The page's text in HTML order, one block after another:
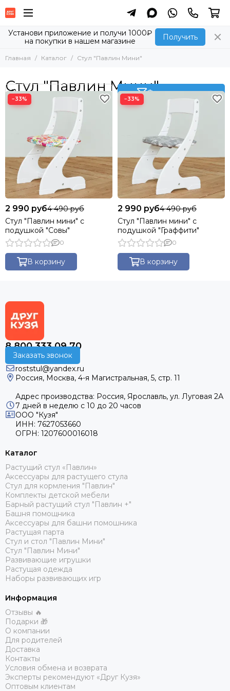
Установи приложение и получи 1000₽
на покупки в нашем магазине
Получить
Главная Каталог Стул "Павлин Мини"
Стул "Павлин Мини"Фильтр товаров
−33%
2 990 руб4 490 руб
Стул "Павлин мини" с
подушкой "Совы"
0
В корзину
−33%
2 990 руб4 490 руб
Стул "Павлин мини" с
подушкой "Граффити"
0
В корзину
8 800 333 09 70
Заказать звонок
roststul@yandex.ru
Россия, Москва, 4-я Магистральная, 5, стр. 11
Адрес производства: Россия, Ярославль, ул. Луговая 2А
7 дней в неделю с 10 до 20 часов
ООО "Кузя"
ИНН: 7627053660
ОГРН: 1207600016018
Каталог
Растущий стул «Павлин»
Аксессуары для растущего стула
Стул для кормления "Павлин"
Комплекты детской мебели
Барный растущий стул "Павлин +"
Башня помощника
Аксессуары для башни помошника
Растущая парта
Стул и стол "Павлин Мини"
Стул "Павлин Мини"
Развивающие игрушки
Растущая одежда
Наборы развивающих игр
Информация
Отзывы 🔥
Подарки 🎁
О компании
Для родителей
Доставка
Контакты
Условия обмена и возврата
Эксперты рекомендуют «Друг Кузя»
Оптовым клиентам